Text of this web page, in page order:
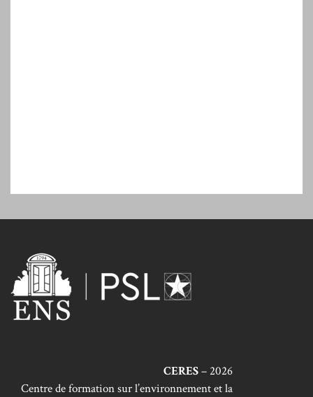
CERES– 2026
Centre de formation sur l’environnement et la